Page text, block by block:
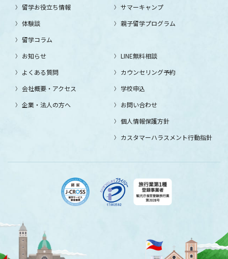
留学お役立ち情報
体験談
留学コラム
サマーキャンプ
親子留学プログラム
お知らせ
よくある質問
会社概要・アクセス
企業・法人の方へ
LINE無料相談
カウンセリング予約
学校申込
お問い合わせ
個人情報保護方針
カスタマーハラスメント行動指針